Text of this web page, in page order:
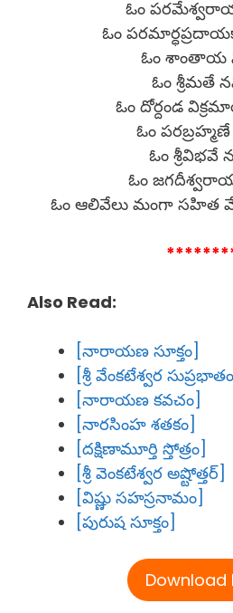
ఓం
ఓం
ఓం శాంతాయ
ఓం శ్రీమతే
ఓం దోర్దండ
ఓం
ఓం శ్రీవిభవే
ఓం
ఓం ఆలివేలు మంగా సహిత
Also Read:
[నారాయణ సూక్తం]
[శ్రీ వేంకటేశ్వర
[నారాయణ కవచం]
[నారసింహ శతకం]
[దక్షిణామూర్తి స్తోత్రం]
[శ్రీ వెంకటేశ్వర అష్టోత్తర్]
[విష్ణు సహస్రనామం]
[పురుష సూక్తం]
Download